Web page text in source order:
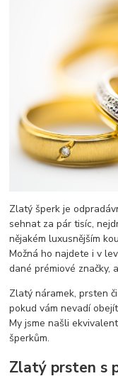
Zlatý šperk je
sehnat za pár tisíc,
nějakém luxusnějším
Možná ho najdete i v
dané prémiové značky,
Zlatý náramek, prsten
pokud vám nevadí
My jsme našli
šperkům.
Zlatý prsten s